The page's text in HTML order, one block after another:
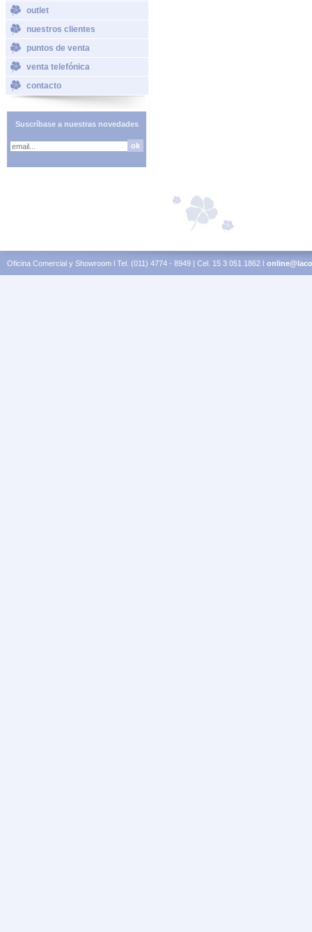
outlet
nuestros clientes
puntos de venta
venta telefónica
contacto
Suscríbase a nuestras novedades
Oficina Comercial y Showroom l Tel. (011) 4774 - 8949 | Cel. 15 3 051 1862 l